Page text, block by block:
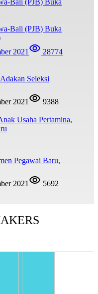
Bali (PJB) Buka
2021 28774
Seleksi
2021
9388
Usaha Pertamina,
Pegawai Baru,
2021 5692